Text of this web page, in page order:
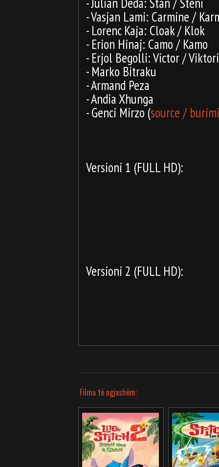
- Vasjan Lami: Carmine /
- Lorenc Kaja: Cloak / Klok
- Erion Hinaj: Camo / Kamo
- Erjol Begolli: Victor / Viktori
- Marko Bitraku
- Armand Peza
- Andia Xhunga
- Genci Mirzo (source / burimi
Versioni 1 (FULL HD):
Versioni 2 (FULL HD):
Filma të ngjashëm: